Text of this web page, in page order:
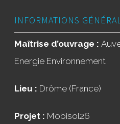
INFORMATIONS
Maîtrise d’ouvrage :
Energie Environnement
Lieu : Drôme (France)
Projet : Mobisol26